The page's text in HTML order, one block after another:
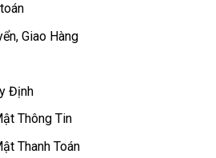
Giao Hàng
Định
Thông Tin
Thanh Toán